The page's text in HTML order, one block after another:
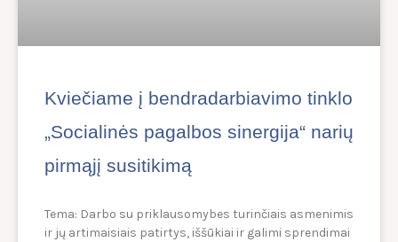
Kviečiame į bendradarbiavimo tinklo
„Socialinės pagalbos sinergija“ narių
pirmąjį susitikimą
Tema: Darbo su priklausomybes turinčiais asmenimis
ir jų artimaisiais patirtys, iššūkiai ir galimi sprendimai